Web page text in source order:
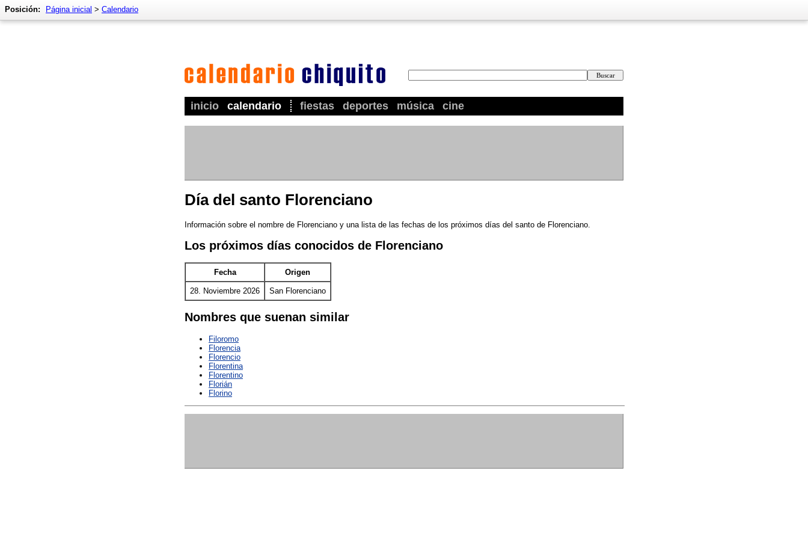
inicio calendario fiestas deportes música cine
Posición: Página inicial > Calendario
Día del santo Florenciano
Información sobre el nombre de Florenciano y una lista de las fechas de los próximos días del santo de Florenciano.
Los próximos días conocidos de Florenciano
Fecha Origen
28. Noviembre 2026 San Florenciano
Nombres que suenan similar
Filoromo
Florencia
Florencio
Florentina
Florentino
Florián
Florino